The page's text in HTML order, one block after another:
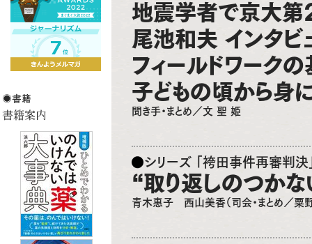
地震学者で京大
尾池和夫 インタビ
フィールドワーク
子どもの頃から身
聞き手・まとめ／文 聖 姫
シリーズ 「袴田事件再審判決
“取り返しのつか
青木惠子 西山美香（司会・まとめ／粟